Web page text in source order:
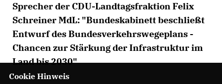
Sprecher der CDU-Landtagsfraktion Felix
Schreiner MdL: "Bundeskabinett beschließt
Entwurf des Bundesverkehrswegeplans -
Chancen zur Stärkung der Infrastruktur im
Land bis 2030"
Cookie Hinweis